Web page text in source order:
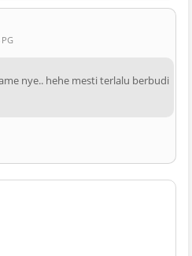
nye.. hehe mesti terlalu berbudi